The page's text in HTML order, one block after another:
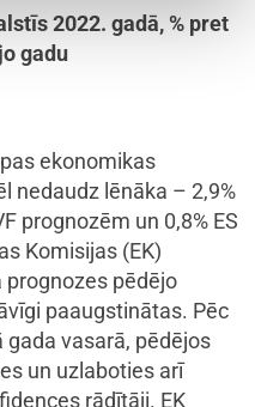
2022. gadā, % pret
gadu
ekonomikas
nedaudz lēnāka – 2,9%
prognozēm un 0,8% ES
Komisijas (EK)
prognozes pēdējo
paaugstinātas. Pēc
vasarā, pēdējos
un uzlaboties arī
rādītāji. EK